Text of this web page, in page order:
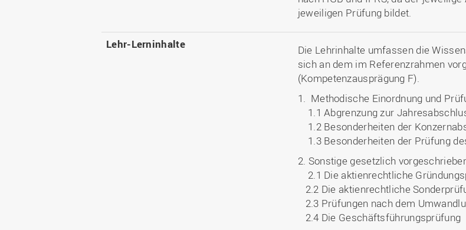
jeweiligen Prüfung bildet.
Lehr-Lerninhalte
Die Lehrinhalte umfassen die
sich an dem im Referenzrahmen
(Kompetenzausprägung F).
1. Methodische Einordnung und
1.1 Abgrenzung zur
1.2 Besonderheiten der
1.3 Besonderheiten der Prüfung
2. Sonstige gesetzlich
2.1 Die aktienrechtliche
2.2 Die aktienrechtliche
2.3 Prüfungen nach dem
2.4 Die Geschäftsführungsprüfung